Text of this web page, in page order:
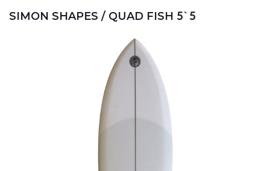
SIMON SHAPES / QUAD FISH 5`5